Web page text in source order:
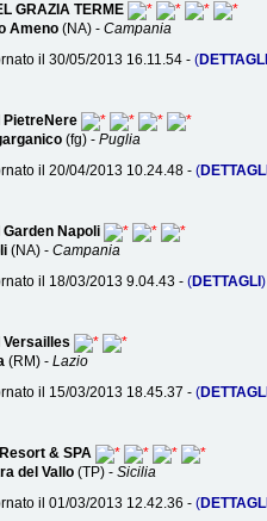
GRAZIA TERME
Ameno (NA) - Campania
il 30/05/2013 16.11.54 - (DETTAGLI
PietreNere
(fg) - Puglia
il 20/04/2013 10.24.48 - (DETTAGLI
Garden Napoli
(NA) - Campania
il 18/03/2013 9.04.43 - (DETTAGLI )
Versailles
(RM) - Lazio
il 15/03/2013 18.45.37 - (DETTAGLI
& SPA
del Vallo(TP) - Sicilia
il 01/03/2013 12.42.36 - (DETTAGLI